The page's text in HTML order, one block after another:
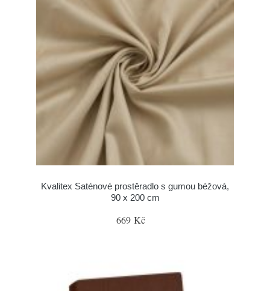
Kvalitex Saténové prostěradlo s gumou béžová,
90 x 200 cm
669 Kč